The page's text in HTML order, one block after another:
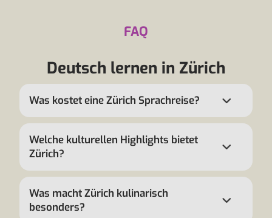
FAQ
Deutsch lernen in Zürich
Was kostet eine Zürich Sprachreise?
Welche kulturellen Highlights bietet
Zürich?
Was macht Zürich kulinarisch
besonders?